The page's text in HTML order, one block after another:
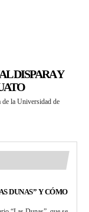
DISPARA Y
de la Universidad de
DUNAS” Y CÓMO